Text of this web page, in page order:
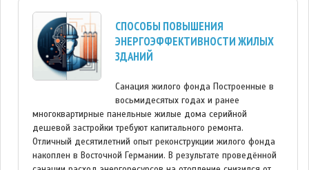
СПОСОБЫ ПОВЫШЕНИЯ
ЭНЕРГОЭФФЕКТИВНОСТИ ЖИЛЫХ
ЗДАНИЙ
Санация жилого фонда Построенные в
восьмидесятых годах и ранее
многоквартирные панельные жилые дома серийной
дешевой застройки требуют капитального ремонта.
Отличный десятилетний опыт реконструкции жилого фонда
накоплен в Восточной Германии. В результате проведённой